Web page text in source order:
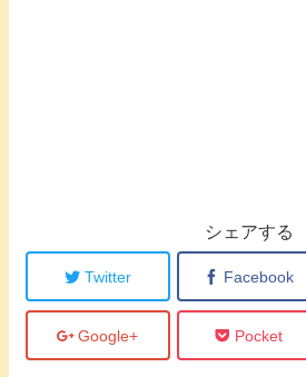
シェアする
Twitter Facebook
Google+ Pocket